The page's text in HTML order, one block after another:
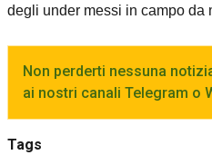
degli under messi in campo da
Non perderti nessuna
ai nostri canali Telegram o
Tags